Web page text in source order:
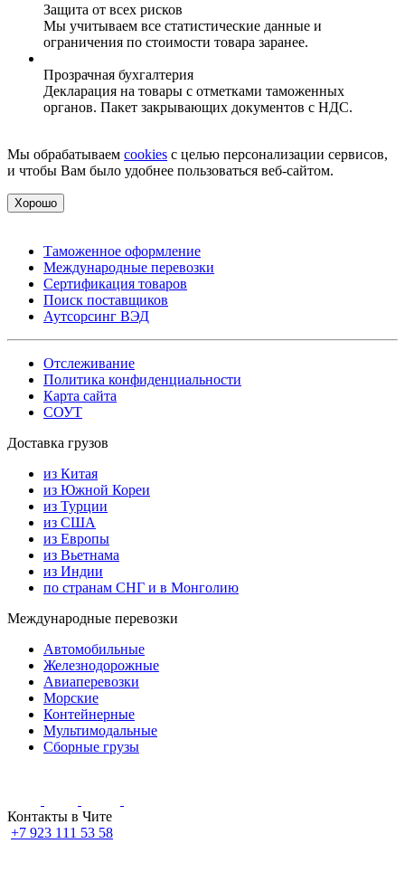
Защита от всех рисков
Мы учитываем все статистические данные и
ограничения по стоимости товара заранее.
Прозрачная бухгалтерия
Декларация на товары с отметками таможенных
органов. Пакет закрывающих документов с НДС.
Мы обрабатываем cookies с целью персонализации сервисов,
и чтобы Вам было удобнее пользоваться веб-сайтом.
Хорошо
Таможенное оформление
Международные перевозки
Сертификация товаров
Поиск поставщиков
Аутсорсинг ВЭД
Отслеживание
Политика конфиденциальности
Карта сайта
СОУТ
Доставка грузов
из Китая
из Южной Кореи
из Турции
из США
из Европы
из Вьетнама
из Индии
по странам СНГ и в Монголию
Международные перевозки
Автомобильные
Железнодорожные
Авиаперевозки
Морские
Контейнерные
Мультимодальные
Сборные грузы
Контакты в Чите
+7 923 111 53 58